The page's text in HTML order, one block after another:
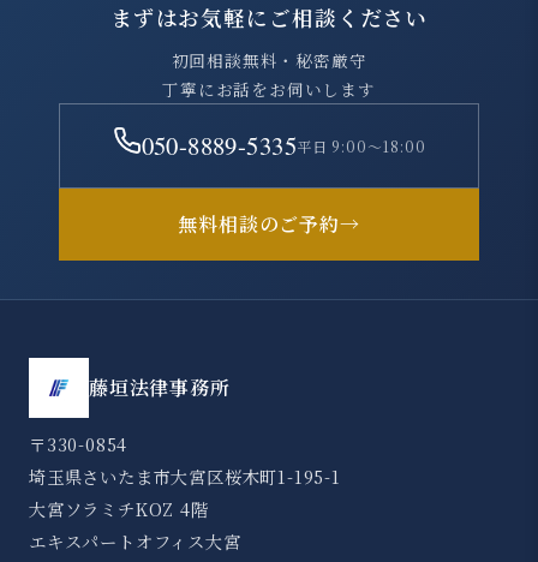
まずはお気軽にご相談ください
初回相談無料・秘密厳守
丁寧にお話をお伺いします
050-8889-5335平日 9:00～18:00
無料相談のご予約→
藤垣法律事務所
〒330-0854
埼玉県さいたま市大宮区桜木町1-195-1
大宮ソラミチKOZ 4階
エキスパートオフィス大宮